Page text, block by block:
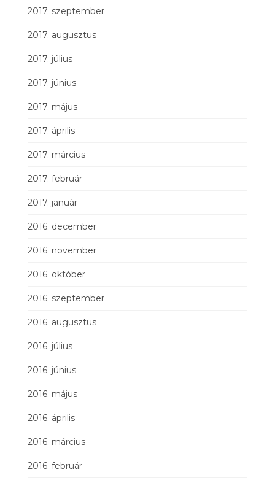
2017. szeptember
2017. augusztus
2017. július
2017. június
2017. május
2017. április
2017. március
2017. február
2017. január
2016. december
2016. november
2016. október
2016. szeptember
2016. augusztus
2016. július
2016. június
2016. május
2016. április
2016. március
2016. február